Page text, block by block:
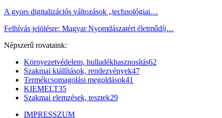
A gyors digitalizációs változások „technológiai…
Felhívás jelölésre: Magyar Nyomdászatért életműdíj…
Népszerű rovataink:
Környezetvédelem, hulladékhasznosítás62
Szakmai kiállítások, rendezvények47
Termékcsomagolási megoldások41
KIEMELT35
Szakmai elemzések, tesztek29
IMPRESSZUM